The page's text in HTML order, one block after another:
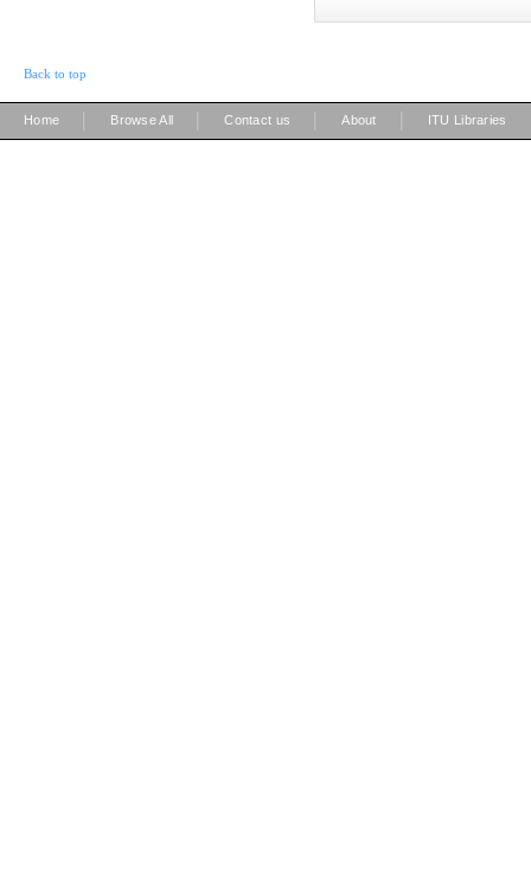
Back to top
Home Browse All Contact us About ITU Libraries